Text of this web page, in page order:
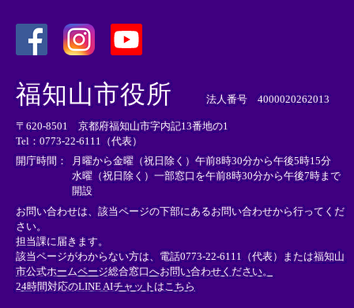
外
部
リ
ン
ク
＞
外
リ
ン
ク
＞
外
部
ン
ク
＞
福知山市役所 法人番号 4000020262013
〒620-8501 京都府福知山市字内記13番地の1
Tel：0773-22-6111（代表）
開庁時間：
月曜から金曜（祝日除く）午前8時30分から午後5時15分
水曜（祝日除く）一部窓口を午前8時30分から午後7時まで
開設
お問い合わせは、該当ページの下部にあるお問い合わせから行ってくだ
さい。
担当課に届きます。
該当ページがわからない方は、電話0773-22-6111（代表）または福知山
市公式ホームページ総合窓口へお問い合わせください。
24時間対応のLINE AIチャットはこちら